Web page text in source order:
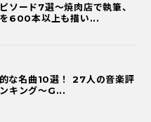
ソード7選〜焼肉店で執筆、
600本以上も描い...
な名曲10選！ 27人の音楽評
キング〜G...